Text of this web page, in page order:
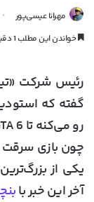
مهرانا عیسی‌پور
خواندن این مطلب 1 دقیقه زمان میبرد
گفته که
یکی از
آخر این خبر با